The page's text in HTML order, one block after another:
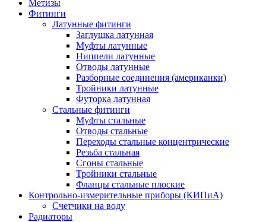
Метизы
Фитинги
Латунные фитинги
Заглушка латунная
Муфты латунные
Ниппели латунные
Отводы латунные
Разборные соединения (американки)
Тройники латунные
Футорка латунная
Стальные фитинги
Муфты стальные
Отводы стальные
Переходы стальные концентрические
Резьба стальная
Сгоны стальные
Тройники стальные
Фланцы стальные плоские
Контрольно-измерительные приборы (КИПиА)
Счетчики на воду
Радиаторы